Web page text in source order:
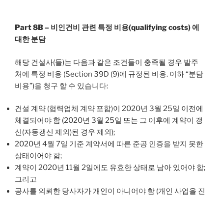
Part 8B – 비인건비 관련 특정 비용(qualifying costs) 에
대한 분담
해당 건설사(들)는 다음과 같은 조건들이 충족될 경우 발주
처에 특정 비용 (Section 39D (9)에 규정된 비용. 이하 “분담
비용”)을 청구 할 수 있습니다:
건설 계약 (협력업체 계약 포함)이 2020년 3월 25일 이전에
체결되어야 함 (2020년 3월 25일 또는 그 이후에 계약이 갱
신(자동갱신 제외)된 경우 제외);
2020년 4월 7일 기준 계약서에 따른 준공 인증을 받지 못한
상태이어야 함;
계약이 2020년 11월 2일에도 유효한 상태로 남아 있어야 함;
그리고
공사를 의뢰한 당사자가 개인이 아니어야 함 (개인 사업을 진